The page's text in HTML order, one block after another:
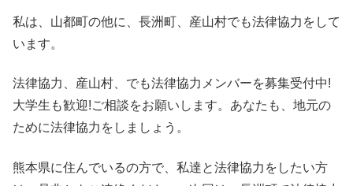
私は、山都町の他に、長洲町、産山村でも法律協力をして
います。
法律協力、産山村、でも法律協力メンバーを募集受付中!
大学生も歓迎!ご相談をお願いします。あなたも、地元の
ために法律協力をしましょう。
熊本県に住んでいるの方で、私達と法律協力をしたい方